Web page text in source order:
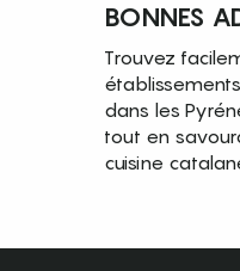
BONNES
Trouvez
dans les
tout en
cuisine